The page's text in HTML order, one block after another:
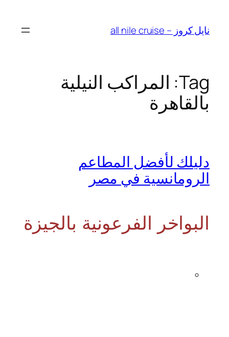
content
نايل كروز – all nile cruise
Tag: المراكب النيلية
بالقاهرة
دليلك لأفضل المطاعم
الرومانسية في مصر
البواخر الفرعونية بالجيزة